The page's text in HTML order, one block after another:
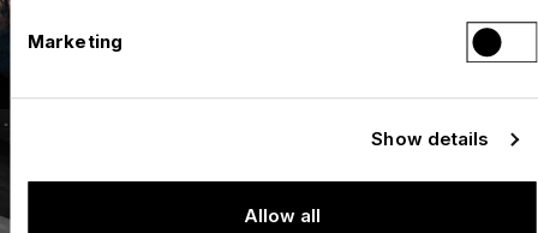
Marketing
Show details
Allow all